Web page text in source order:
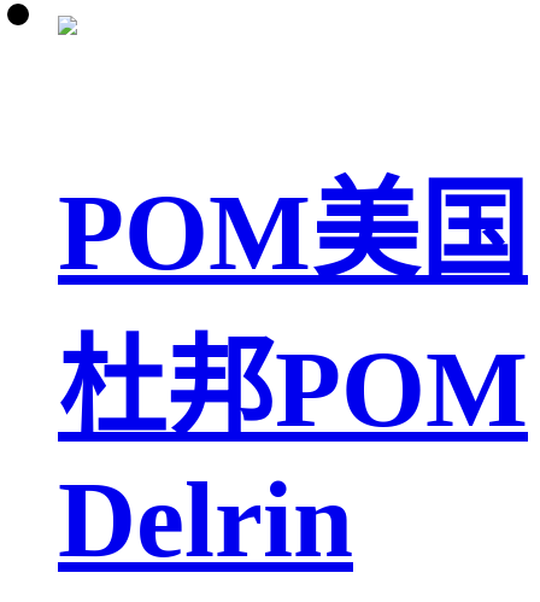
POM美国
杜邦POM
Delrin